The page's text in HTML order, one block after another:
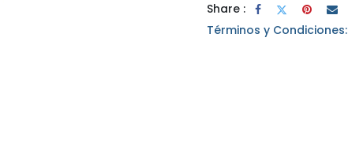
Share :
Términos y Condiciones: